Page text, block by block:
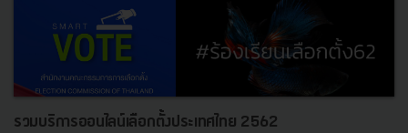
รวมบริการออนไลน์เลือกตั้งประเทศไทย 2562